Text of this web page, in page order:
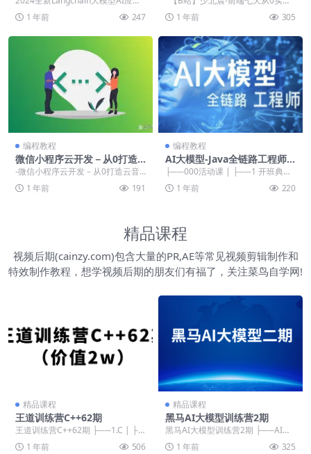
与多智能体实战开发/ ├──Lang...
1 年前 247
低代码平台 ├──001.项目简介...
1 年前 305
编程教程
微信小程序云开发－从0打造
云音乐全栈小程序
-微信小程序云开发－从0打造云音
乐全栈小程序 ├──第10章 课程回
顾 | ...
1 年前 191
编程教程
AI大模型-Java全链路工程师
全日制课程V18（2405系列
班）
├──000活动课 | ├──1 开班典礼
| | └──1 开班典礼.mp4 ...
1 年前 220
精品课程
视频后期(cainzy.com)包含大量的PR,AE等常见视频剪辑制作和
特效制作教程，想学视频后期的朋友们有福了，关注菜鸟自学网!
精品课程
王道训练营C++62期
王道训练营C++62期 ├──1.C | ├─
─CDay01 | | ├──笔记...
1 年前 506
精品课程
黑马AI大模型训练营2期
黑马AI大模型训练营2期 ├──AI大
模型 赠送资料 | ├──11本AI大...
1 年前 325